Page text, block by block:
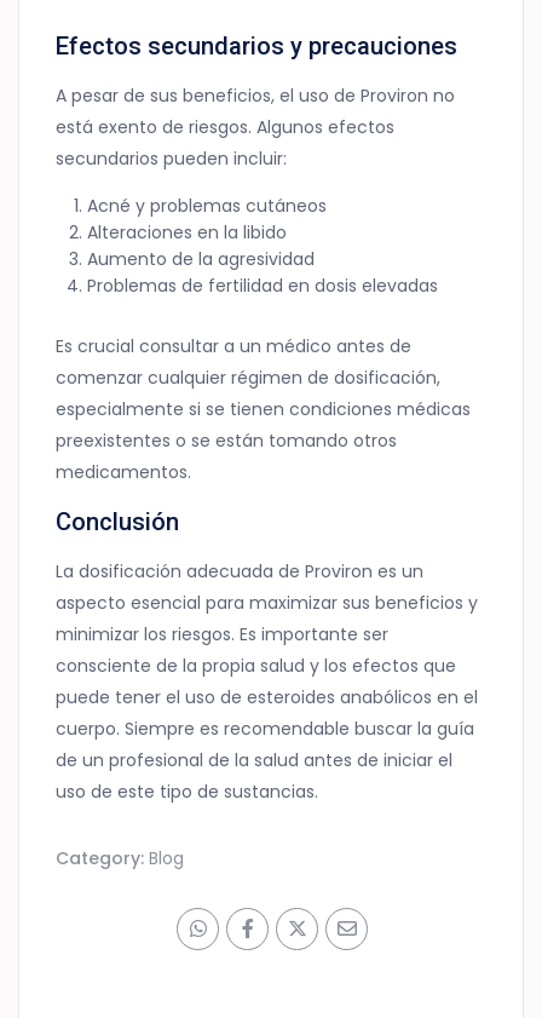
Efectos secundarios y precauciones
A pesar de sus beneficios, el uso de Proviron no
está exento de riesgos. Algunos efectos
secundarios pueden incluir:
Acné y problemas cutáneos
Alteraciones en la libido
Aumento de la agresividad
Problemas de fertilidad en dosis elevadas
Es crucial consultar a un médico antes de
comenzar cualquier régimen de dosificación,
especialmente si se tienen condiciones médicas
preexistentes o se están tomando otros
medicamentos.
Conclusión
La dosificación adecuada de Proviron es un
aspecto esencial para maximizar sus beneficios y
minimizar los riesgos. Es importante ser
consciente de la propia salud y los efectos que
puede tener el uso de esteroides anabólicos en el
cuerpo. Siempre es recomendable buscar la guía
de un profesional de la salud antes de iniciar el
uso de este tipo de sustancias.
Category:Blog